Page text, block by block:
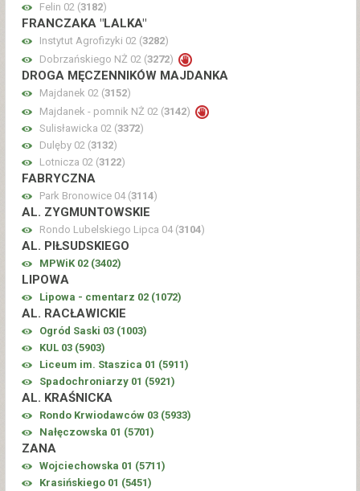
Felin 02 (3182)
FRANCZAKA "LALKA"
Instytut Agrofizyki 02 (3282)
Dobrzańskiego NŻ 02 (3272)
DROGA MĘCZENNIKÓW MAJDANKA
Majdanek 02 (3152)
Majdanek - pomnik NŻ 02 (3142)
Sulisławicka 02 (3372)
Dulęby 02 (3132)
Lotnicza 02 (3122)
FABRYCZNA
Park Bronowice 04 (3114)
AL. ZYGMUNTOWSKIE
Rondo Lubelskiego Lipca 04 (3104)
AL. PIŁSUDSKIEGO
MPWiK 02 (3402)
LIPOWA
Lipowa - cmentarz 02 (1072)
AL. RACŁAWICKIE
Ogród Saski 03 (1003)
KUL 03 (5903)
Liceum im. Staszica 01 (5911)
Spadochroniarzy 01 (5921)
AL. KRAŚNICKA
Rondo Krwiodawców 03 (5933)
Nałęczowska 01 (5701)
ZANA
Wojciechowska 01 (5711)
Krasińskiego 01 (5451)